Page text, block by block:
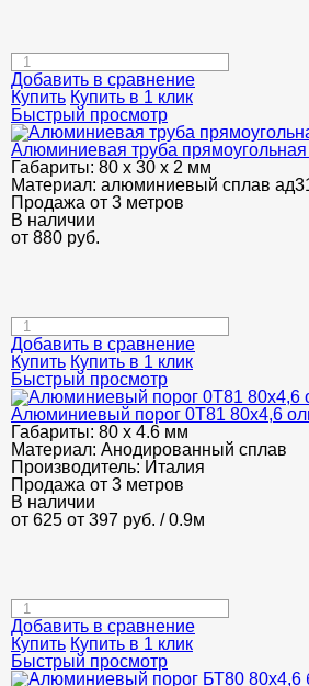
Добавить в сравнение
Купить Купить в 1 клик
Быстрый просмотр
Алюминиевая труба
Габариты: 80 х 30 х 2 мм
Материал: алюминиевый сплав
Продажа от 3 метров
В наличии
от 880 руб.
Добавить в сравнение
Купить Купить в 1 клик
Быстрый просмотр
Алюминиевый порог 0Т81 80х4,6
Габариты: 80 х 4.6 мм
Материал: Анодированный сплав
Производитель: Италия
Продажа от 3 метров
В наличии
от 625 от 397 руб. / 0.9м
Добавить в сравнение
Купить Купить в 1 клик
Быстрый просмотр